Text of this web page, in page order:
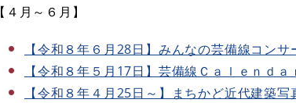
【４月～６月】
【令和８年６月28日】みんなの芸備線コンサ
【令和８年５月17日】芸備線Ｃａｌｅｎｄ
【令和８年４月25日～】まちかど近代建築写